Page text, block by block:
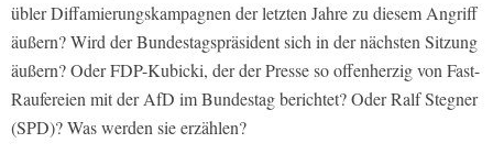
übler Diffamierungskampagnen der letzten Jahre zu diesem Angriff
äußern? Wird der Bundestagspräsident sich in der nächsten Sitzung
äußern? Oder FDP-Kubicki, der der Presse so offenherzig von Fast-
Raufereien mit der AfD im Bundestag berichtet? Oder Ralf Stegner
(SPD)? Was werden sie erzählen?